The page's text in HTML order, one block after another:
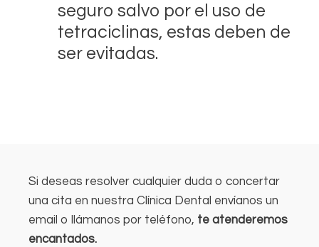
seguro salvo por el uso de
tetraciclinas, estas deben de
ser evitadas.
Si deseas resolver cualquier duda o concertar
una cita en nuestra Clínica Dental envíanos un
email o llámanos por teléfono, te atenderemos
encantados.